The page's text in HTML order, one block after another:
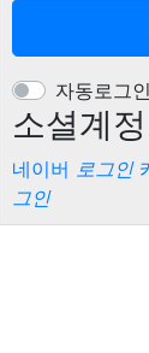
자동로그인
소셜계
네이버 로그인
그인